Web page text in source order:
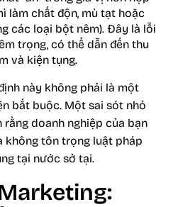
làm chất độn, mù tạt hoặc
các loại bột nêm). Đây là lỗi
trọng, có thể dẫn đến thu
và kiện tụng.
này không phải là một
bắt buộc. Một sai sót nhỏ
rằng doanh nghiệp của bạn
không tôn trọng luật pháp
tại nước sở tại.